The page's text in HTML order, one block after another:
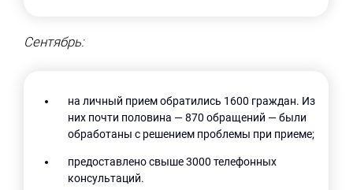
Сентябрь:
на личный прием обратились 1600 граждан. Из
них почти половина — 870 обращений — были
обработаны с решением проблемы при приеме;
предоставлено свыше 3000 телефонных
консультаций.